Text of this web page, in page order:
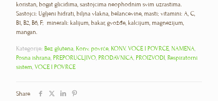
koristan, bogat glicidima, sastojcima neophodnim svim uzrastima.
Sastojci: Ugljeni hidrati, biljna vlakna, belančevine, masti; vitamini: A, C,
B1, B2, B6, F; minerali: kalijum, bakar, gvožđe, kalcijum, magnezijum,
mangan.
Kategorije: Bez glutena, Konv. povrće, KONV. VOĆE I POVRĆE, NAMENA,
Posna ishrana, PREPORUČLJIVO, PRODAVNICA, PROIZVODI, Respiratorni
sistem, VOĆE I POVRĆE
Share